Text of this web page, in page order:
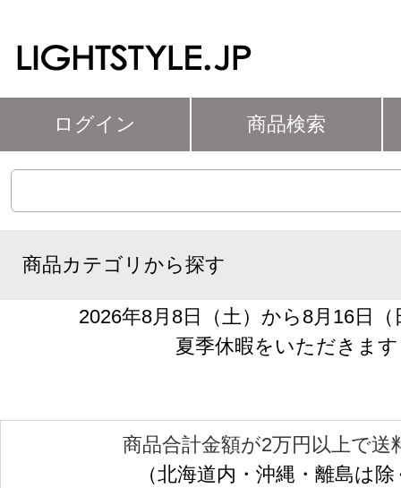
ログイン 商品検索
商品カテゴリから探す
2026年8月8日（土）から8月16日
夏季休暇をいただきます
商品合計金額が2万円以上で送
（北海道内・沖縄・離島は